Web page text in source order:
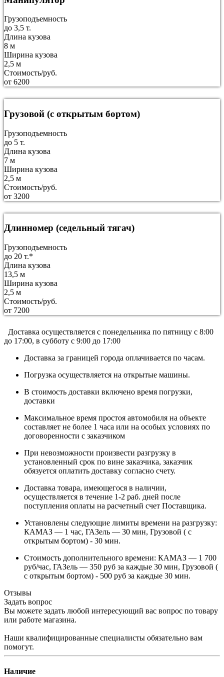
Грузоподъемность
до 3,5 т.
Длина кузова
8 м
Ширина кузова
2,5 м
Стоимость/руб.
от 6200
Грузовой (с открытым бортом)
Грузоподъемность
до 5 т.
Длина кузова
7 м
Ширина кузова
2,5 м
Стоимость/руб.
от 3200
Длинномер (седельный тягач)
Грузоподъемность
до 20 т.*
Длина кузова
13,5 м
Ширина кузова
2,5 м
Стоимость/руб.
от 7200
Доставка осуществляется c понедельника по пятницу с 8:00
до 17:00, в субботу с 9:00 до 17:00
Доставка за границей города оплачивается по часам.
Погрузка осуществляется на открытые машины.
В стоимость доставки включено время погрузки,
доставки
Максимальное время простоя автомобиля на объекте
составляет не более 1 часа или на особых условиях по
договоренности с заказчиком
При невозможности произвести разгрузку в
установленный срок по вине заказчика, заказчик
обязуется оплатить доставку согласно счету.
Доставка товара, имеющегося в наличии,
осуществляется в течение 1-2 раб. дней после
поступления оплаты на расчетный счет Поставщика.
Установлены следующие лимиты времени на разгрузку:
КАМАЗ — 1 час, ГАЗель — 30 мин, Грузовой ( с
открытым бортом) - 30 мин.
Стоимость дополнительного времени: КАМАЗ — 1 700
руб/час, ГАЗель — 350 руб за каждые 30 мин, Грузовой (
с открытым бортом) - 500 руб за каждые 30 мин.
Отзывы
Задать вопрос
Вы можете задать любой интересующий вас вопрос по товару
или работе магазина.
Наши квалифицированные специалисты обязательно вам
помогут.
Наличие